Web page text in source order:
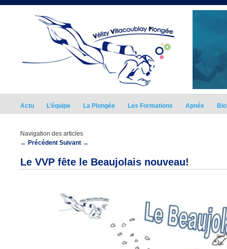
Actu L’équipe La Plongée Les Formations Apnée Bio
Navigation des articles
← Précédent Suivant →
Le VVP fête le Beaujolais nouveau!